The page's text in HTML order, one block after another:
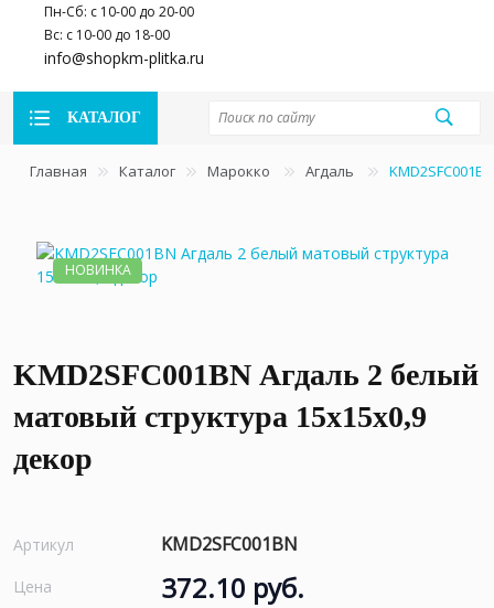
Пн-Сб: с 10-00 до 20-00
Вс: с 10-00 до 18-00
info@shopkm-plitka.ru
КАТАЛОГ
Главная Каталог Марокко Агдаль
НОВИНКА
KMD2SFC001BN Агдаль 2 белый
матовый структура 15x15x0,9
декор
Артикул KMD2SFC001BN
Цена 372.10 руб.